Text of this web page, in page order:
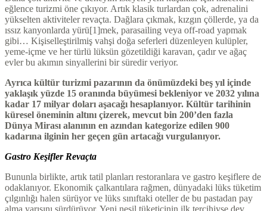
eğlence turizmi öne çıkıyor. Artık klasik turlardan çok, adrenalini
yükselten aktiviteler revaçta. Dağlara çıkmak, kızgın çöllerde, ya da
ıssız kanyonlarda yürü[1]mek, parasailing veya off-road yapmak
gibi… Kişiselleştirilmiş vahşi doğa seferleri düzenleyen kulüpler,
yeme-içme ve her türlü lüksün gözetildiği karavan, çadır ve ağaç
evler bu akımın sinyallerini bir süredir veriyor.
Ayrıca kültür turizmi pazarının da önümüzdeki beş yıl içinde
yaklaşık yüzde 15 oranında büyümesi bekleniyor ve 2032 yılına
kadar 17 milyar doları aşacağı hesaplanıyor. Kültür tarihinin
küresel öneminin altını çizerek, mevcut bin 200’den fazla
Dünya Mirası alanının en azından kategorize edilen 900
kadarına ilginin her geçen gün artacağı vurgulanıyor.
Gastro Keşifler Revaçta
Bununla birlikte, artık tatil planları restoranlara ve gastro keşiflere de
odaklanıyor. Ekonomik çalkantılara rağmen, dünyadaki lüks tüketim
çılgınlığı halen sürüyor ve lüks sınıftaki oteller de bu pastadan pay
alma yarışını sürdürüyor. Yeni nesil tüketicinin ilk tercihiyse dev